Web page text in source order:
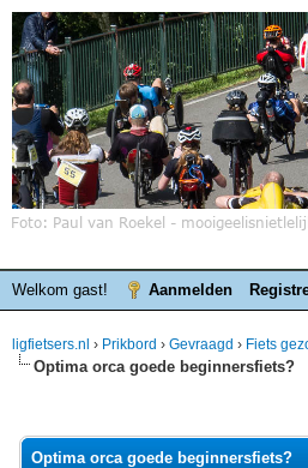
Welkom gast! Aanmelden
ligfietsers.nl › Prikbord › Gevraagd › Fiets
Optima orca goede beginnersfiets?
Optima orca goede beginnersfiets?